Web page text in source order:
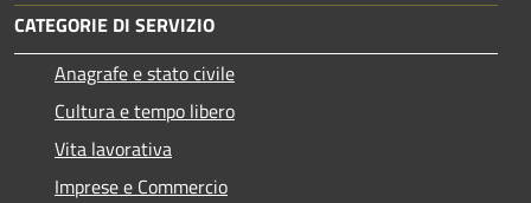
CATEGORIE DI SERVIZIO
Anagrafe e stato civile
Cultura e tempo libero
Vita lavorativa
Imprese e Commercio